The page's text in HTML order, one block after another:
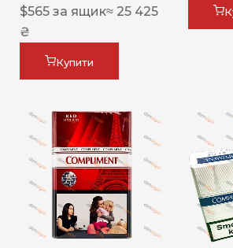
$565 за ящик≈ 25 425
₴
Купити